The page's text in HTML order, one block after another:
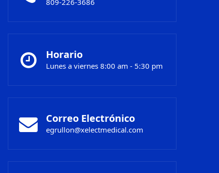
809-226-3686
Horario
Lunes a viernes 8:00 am - 5:30 pm
Correo Electrónico
egrullon@xelectmedical.com